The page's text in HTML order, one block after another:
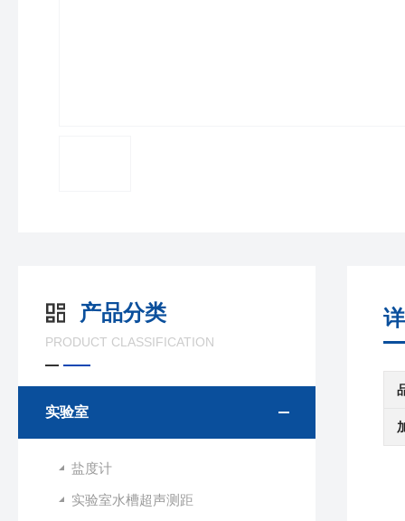
产品分类
PRODUCT CLASSIFICATION
实验室
盐度计
实验室水槽超声测距